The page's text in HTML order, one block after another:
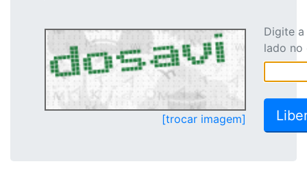
[trocar imagem]
Digite
lado no